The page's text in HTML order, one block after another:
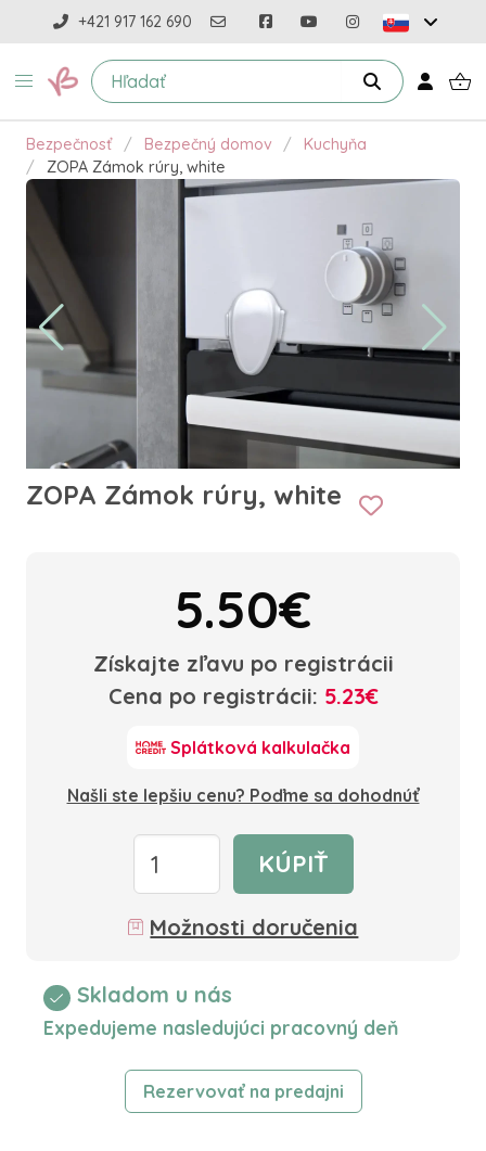
+421 917 162 690
Bezpečnosť Bezpečný domov
Kuchyňa
ZOPA Zámok rúry, white
ZOPA Zámok rúry, white
5.50€
Získajte zľavu po registrácii
Cena po registrácii: 5.23€
Splátková kalkulačka
Našli ste lepšiu cenu? Poďme sa dohodnúť
KÚPIŤ
Možnosti doručenia
Skladom u nás
Expedujeme nasledujúci pracovný deň
Rezervovať na predajni